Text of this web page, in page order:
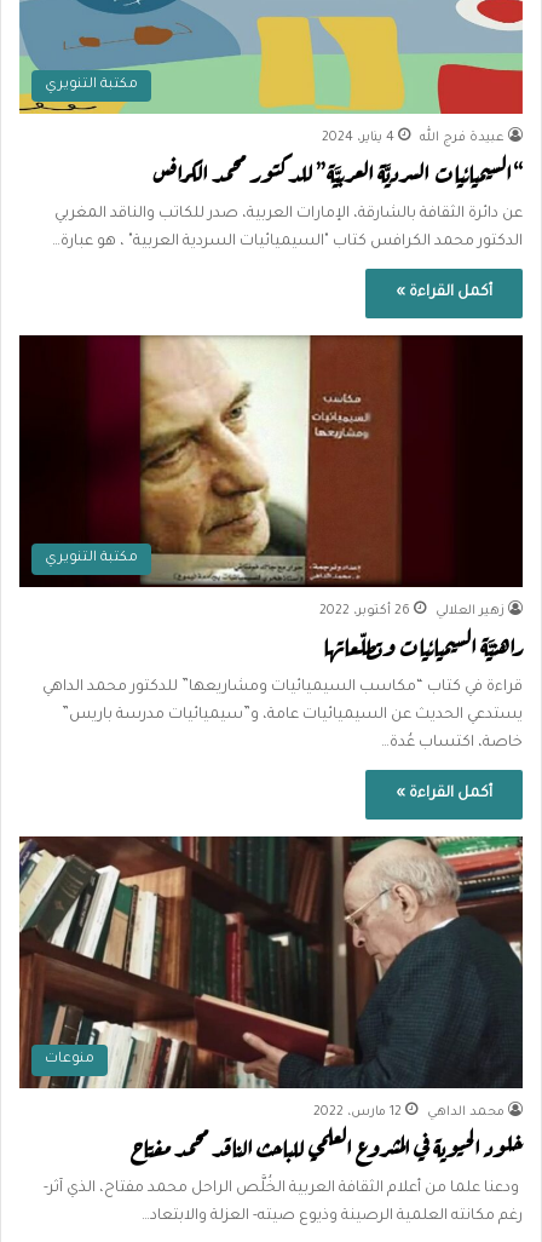
مكتبة التنويري
عبيدة فرج الله 4 يناير، 2024
“السيميائيات السرديَّة العربيَّة” للدكتور محمد الكرافس
عن دائرة الثقافة بالشارقة، الإمارات العربية، صدر للكاتب والناقد المغربي
الدكتور محمد الكرافس كتاب "السيميائيات السردية العربية" ، هو عبارة…
أكمل القراءة »
مكتبة التنويري
زهير العلالي 26 أكتوبر، 2022
راهنيَّة السيميائيات وتطلّعاتها
قراءة في كتاب “مكاسب السيميائيات ومشاريعها” للدكتور محمد الداهي
يستدعي الحديث عن السيميائيات عامة، و”سيميائيات مدرسة باريس”
خاصة، اكتساب عُدة…
أكمل القراءة »
منوعات
محمد الداهي 12 مارس، 2022
خلود الحيوية في المشروع العلمي للباحث الناقد محمد مفتاح
ودعنا علما من أعلام الثقافة العربية الخُلَّص الراحل محمد مفتاح، الذي آثر-
رغم مكانته العلمية الرصينة وذيوع صيته- العزلة والابتعاد…